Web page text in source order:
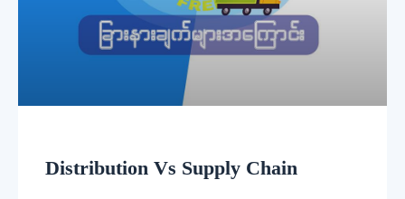
Distribution Vs Supply Chain